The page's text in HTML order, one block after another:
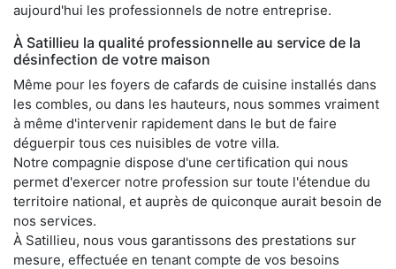
aujourd'hui les professionnels de notre entreprise.
À Satillieu la qualité professionnelle au service de la
désinfection de votre maison
Même pour les foyers de cafards de cuisine installés dans
les combles, ou dans les hauteurs, nous sommes vraiment
à même d'intervenir rapidement dans le but de faire
déguerpir tous ces nuisibles de votre villa.
Notre compagnie dispose d'une certification qui nous
permet d'exercer notre profession sur toute l'étendue du
territoire national, et auprès de quiconque aurait besoin de
nos services.
À Satillieu, nous vous garantissons des prestations sur
mesure, effectuée en tenant compte de vos besoins